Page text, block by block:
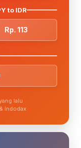
to IDR
Rp. 113
lalu
Indodax